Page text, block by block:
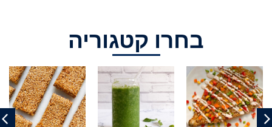
בחרו קטגוריה